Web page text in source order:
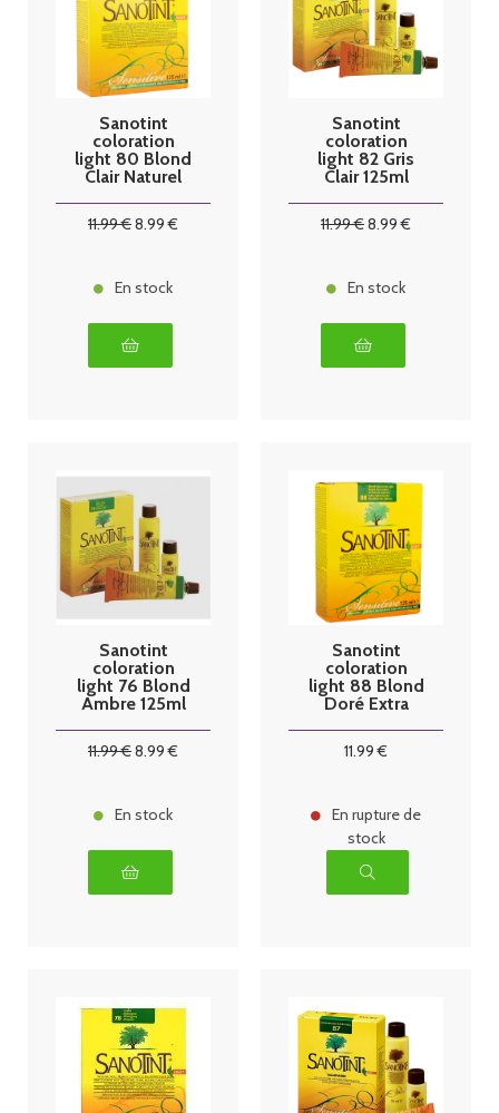
Sanotint
coloration
light 80 Blond
Clair Naturel
11.99€8.99 €
En stock
Sanotint
coloration
light 82 Gris
Clair 125ml
11.99€8.99 €
En stock
Sanotint
coloration
light 76 Blond
Ambre 125ml
11.99€8.99 €
En stock
Sanotint
coloration
light 88 Blond
Doré Extra
11.99 €
En rupture de
stock